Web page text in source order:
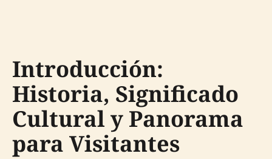
Introducción:
Historia, Significado
Cultural y Panorama
para Visitantes